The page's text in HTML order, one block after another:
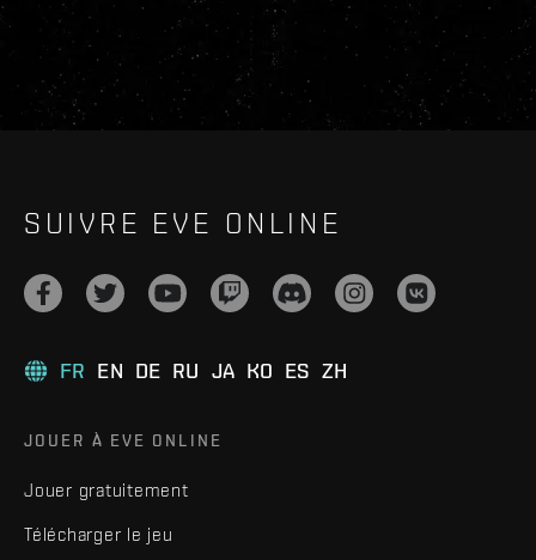
SUIVRE EVE ONLINE
FR EN DE RU JA KO ES ZH
JOUER À EVE ONLINE
Jouer gratuitement
Télécharger le jeu